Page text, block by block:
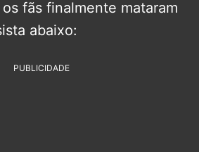
fãs finalmente mataram
abaixo:
PUBLICIDADE